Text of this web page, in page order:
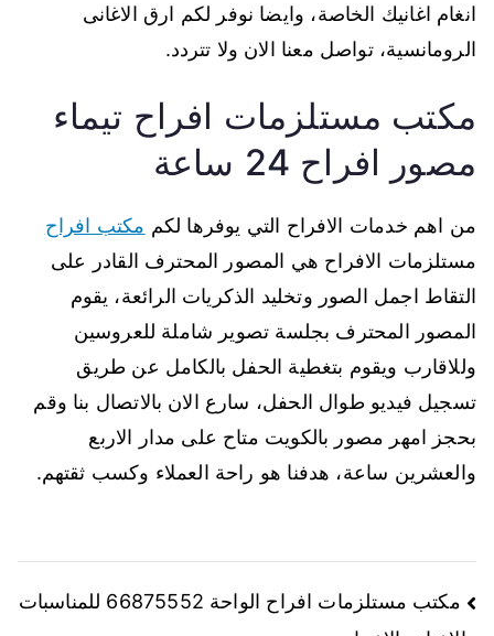
انغام اغانيك الخاصة، وايضا نوفر لكم ارق الاغانى
الرومانسية، تواصل معنا الان ولا تتردد.
مكتب مستلزمات افراح تيماء
مصور افراح 24 ساعة
من اهم خدمات الافراح التي يوفرها لكم مكتب افراح
مستلزمات الافراح هي المصور المحترف القادر على
التقاط اجمل الصور وتخليد الذكريات الرائعة، يقوم
المصور المحترف بجلسة تصوير شاملة للعروسين
وللاقارب ويقوم بتغطية الحفل بالكامل عن طريق
تسجيل فيديو طوال الحفل، سارع الان بالاتصال بنا وقم
بحجز امهر مصور بالكويت متاح على مدار الاربع
والعشرين ساعة، هدفنا هو راحة العملاء وكسب ثقتهم.
مكتب مستلزمات افراح الواحة 66875552 للمناسبات